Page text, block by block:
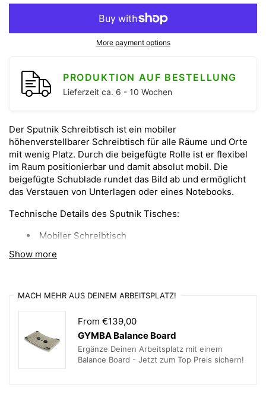
More payment options
PRODUKTION AUF BESTELLUNG
Lieferzeit ca. 6 - 10 Wochen
Show more
Der Sputnik Schreibtisch ist ein mobiler
höhenverstellbarer Schreibtisch für alle Räume und Orte
mit wenig Platz. Durch die beigefügte Rolle ist er flexibel
im Raum positionierbar und damit absolut mobil. Die
beigefügte Schublade rundet das Bild ab und ermöglicht
das Verstauen von Unterlagen oder eines Notebooks.
Technische Details des Sputnik Tisches:
Mobiler Schreibtisch
pneumatische Höhenverstellung OHNE
Maße: 900x750
Vollkernplatte / 6mmweiß / Miniperl* / mit
schwarzem Kern
MACH MEHR AUS DEINEM ARBEITSPLATZ!
From €139,00
GYMBA Balance Board
Ergänze Deinen Arbeitsplatz mit einem
Balance Board - Jetzt zum Top Preis sichern!